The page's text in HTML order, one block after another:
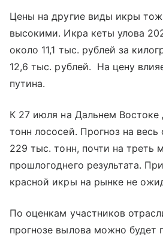
Цены на другие виды икры
высокими. Икра кеты улова
около 11,1 тыс. рублей за
12,6 тыс. рублей. На цену
путина.
К 27 июля на Дальнем Востоке
тонн лососей. Прогноз на
229 тыс. тонн, почти на треть
прошлогоднего результата.
красной икры на рынке не
По оценкам участников
прогнозе вылова можно будет